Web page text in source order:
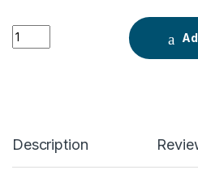
Baterie laptop HP EliteBook 725
Description